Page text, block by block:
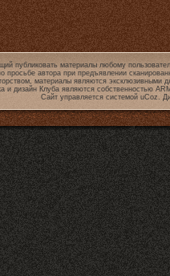
публиковать материалы любому
просьбе автора при предъявлении
материалы являются эксклюзивными
и дизайн Клуба являются собственностью
Сайт управляется системой uCoz.